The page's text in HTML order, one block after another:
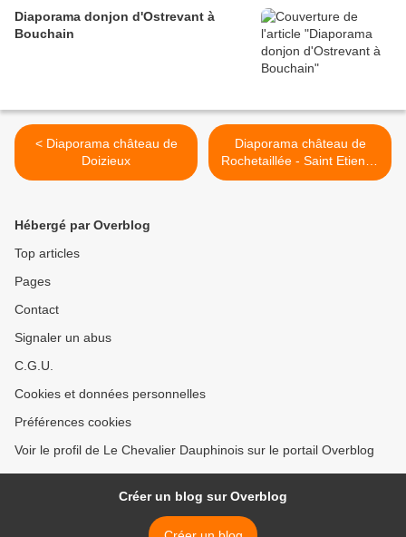
Diaporama donjon d'Ostrevant à
Bouchain
< Diaporama château de
Doizieux
Diaporama château de
Rochetaillée - Saint Etienne
>
Hébergé par Overblog
Top articles
Pages
Contact
Signaler un abus
C.G.U.
Cookies et données personnelles
Préférences cookies
Voir le profil de Le Chevalier Dauphinois sur le portail Overblog
Créer un blog sur Overblog